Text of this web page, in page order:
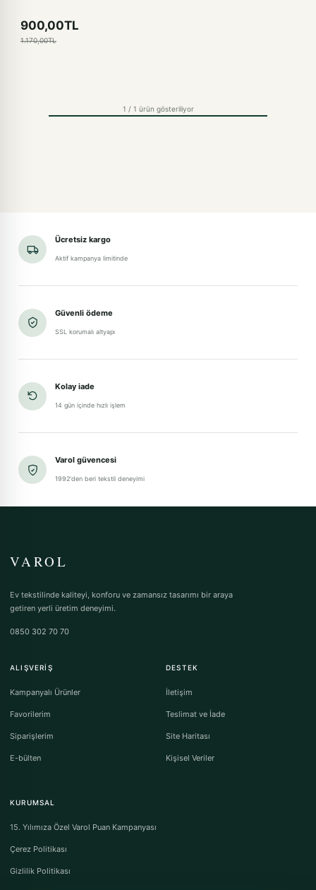
900,00TL
1.170,00TL
1 / 1 ürün gösteriliyor
Ücretsiz kargo
Aktif kampanya limitinde
Güvenli ödeme
SSL korumalı altyapı
Kolay iade
14 gün içinde hızlı işlem
Varol güvencesi
1992'den beri tekstil deneyimi
VAROL
Ev tekstilinde kaliteyi, konforu ve zamansız tasarımı bir araya
getiren yerli üretim deneyimi.
0850 302 70 70
ALIŞVERIŞ
Kampanyalı Ürünler
Favorilerim
Siparişlerim
E-bülten
DESTEK
İletişim
Teslimat ve İade
Site Haritası
Kişisel Veriler
KURUMSAL
15. Yılımıza Özel Varol Puan Kampanyası
Çerez Politikası
Gizlilik Politikası